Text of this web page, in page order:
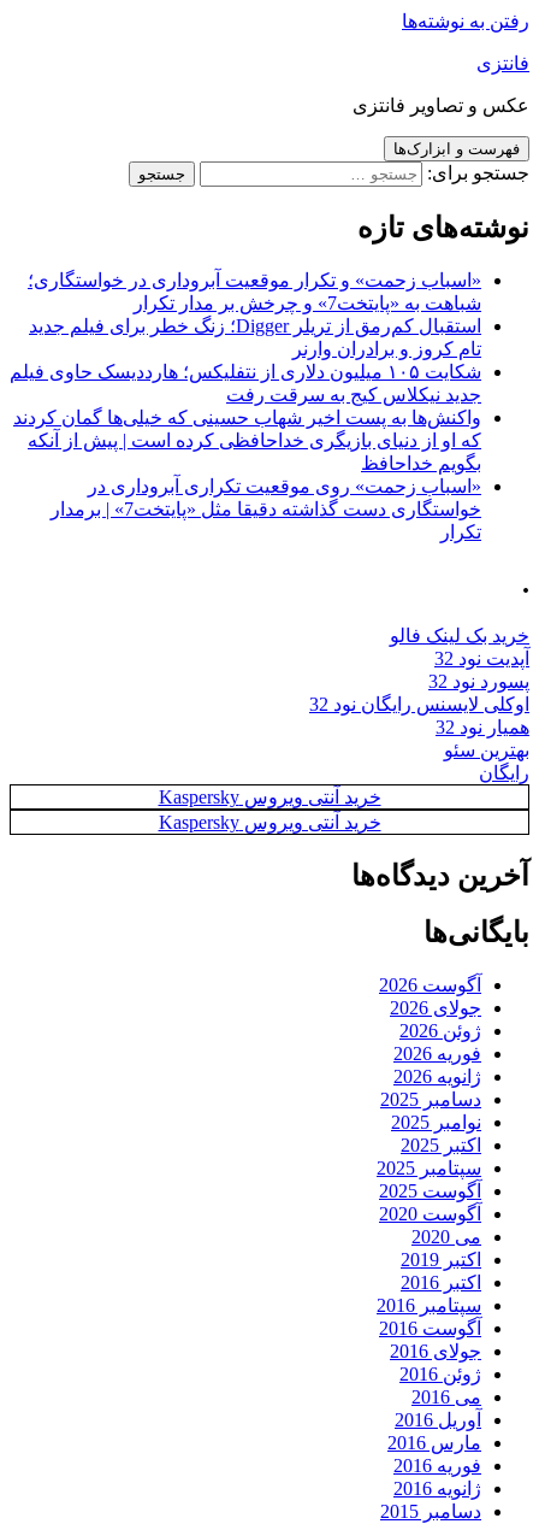
رفتن به نوشته‌ها
فانتزی
عکس و تصاویر فانتزی
فهرست و ابزارک‌ها
جستجو برای:
نوشته‌های تازه
«اسباب زحمت» و تکرار موقعیت آبروداری در خواستگاری؛
شباهت به «پایتخت7» و چرخش بر مدار تکرار
استقبال کم‌رمق از تریلر Digger؛ زنگ خطر برای فیلم جدید
تام کروز و برادران وارنر
شکایت ۱۰۵ میلیون دلاری از نتفلیکس؛ هارددیسک حاوی فیلم
جدید نیکلاس کیج به سرقت رفت
واکنش‌ها به پست اخیر شهاب حسینی که خیلی‌ها گمان کردند
که او از دنیای بازیگری خداحافظی کرده است | پیش از آنکه
بگویم خداحافظ
«اسباب زحمت» روی موقعیت تکراری آبروداری در
خواستگاری دست گذاشته دقیقا مثل «پایتخت7» | برمدار
تکرار
.
خرید بک لینک فالو
آپدیت نود 32
پسورد نود 32
اوکلی لایسنس رایگان نود 32
همیار نود 32
بهترین سئو
رایگان
خرید آنتی ویروس Kaspersky
خرید آنتی ویروس Kaspersky
آخرین دیدگاه‌ها
بایگانی‌ها
آگوست 2026
جولای 2026
ژوئن 2026
فوریه 2026
ژانویه 2026
دسامبر 2025
نوامبر 2025
اکتبر 2025
سپتامبر 2025
آگوست 2025
آگوست 2020
می 2020
اکتبر 2019
اکتبر 2016
سپتامبر 2016
آگوست 2016
جولای 2016
ژوئن 2016
می 2016
آوریل 2016
مارس 2016
فوریه 2016
ژانویه 2016
دسامبر 2015